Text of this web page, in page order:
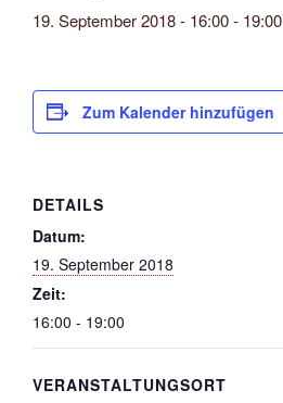
19. September 2018 - 16:00- 19:00
Zum Kalender hinzufügen
DETAILS
Datum:
19. September 2018
Zeit:
16:00 - 19:00
VERANSTALTUNGSORT